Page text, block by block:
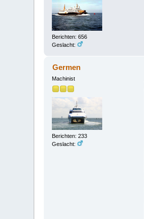
Berichten: 656
Geslacht:
Germen
Machinist
Berichten: 233
Geslacht: